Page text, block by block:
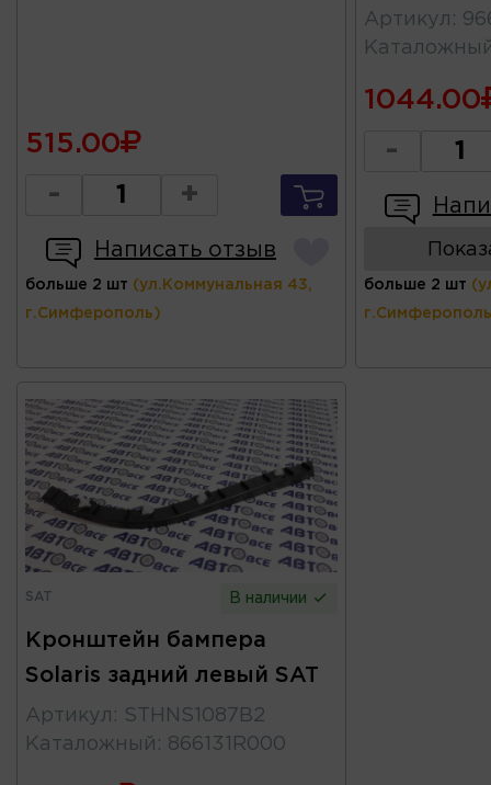
515.00
- +
Написать отзыв
больше 2 шт (ул.Коммунальная 43,
г.Симферополь)
Артикул :
1044.00
-
больше 2 шт
SAT В наличии
Кронштейн бампера
Solaris задний левый SAT
Артикул : STHNS1087B2
Каталожный : 866131R000